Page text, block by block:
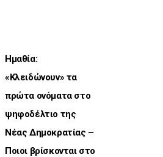
Ημαθία:
«Κλειδώνουν» τα
πρώτα ονόματα στο
ψηφοδέλτιο της
Νέας Δημοκρατίας –
Ποιοι βρίσκονται στο